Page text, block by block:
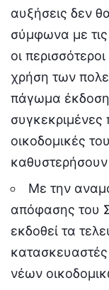
αυξήσεις δεν
σύμφωνα με
οι
χρήση των
πάγωμα
συγκεκριμένες
οικοδομικές
Με την
απόφασης του
εκδοθεί τα
νέων